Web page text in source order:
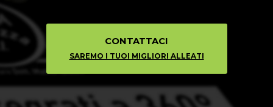
CONTATTACI
SAREMO I TUOI MIGLIORI ALLEATI